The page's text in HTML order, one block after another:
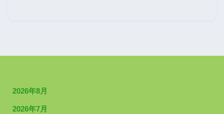
2026年8月
2026年7月